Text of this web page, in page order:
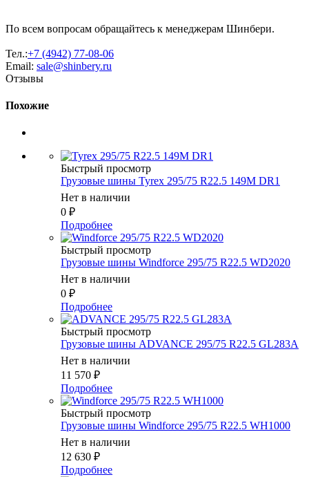
По всем вопросам обращайтесь к менеджерам Шинбери.
Тел.:+7 (4942) 77-08-06
Email: sale@shinbery.ru
Отзывы
Похожие
Быстрый просмотр
Грузовые шины Tyrex 295/75 R22.5 149M DR1
Нет в наличии
0 ₽
Подробнее
Быстрый просмотр
Грузовые шины Windforce 295/75 R22.5 WD2020
Нет в наличии
0 ₽
Подробнее
Быстрый просмотр
Грузовые шины ADVANCE 295/75 R22.5 GL283A
Нет в наличии
11 570 ₽
Подробнее
Быстрый просмотр
Грузовые шины Windforce 295/75 R22.5 WH1000
Нет в наличии
12 630 ₽
Подробнее